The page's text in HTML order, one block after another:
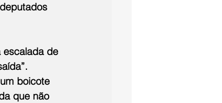
escalada de
boicote
que não